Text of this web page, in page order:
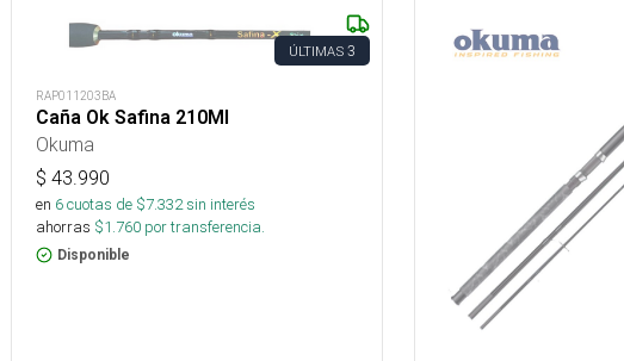
ÚLTIMAS 3
RAP011203BA
Caña Ok Safina 210Ml
Okuma
$ 43.990
en 6cuotas de $7.332sin interés
ahorras $1.760 por transferencia.
Disponible